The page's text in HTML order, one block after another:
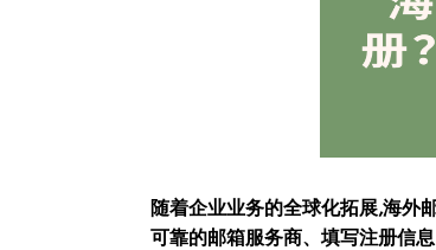
随着企业业务的全球化拓展,海外
可靠的邮箱服务商、填写注册信